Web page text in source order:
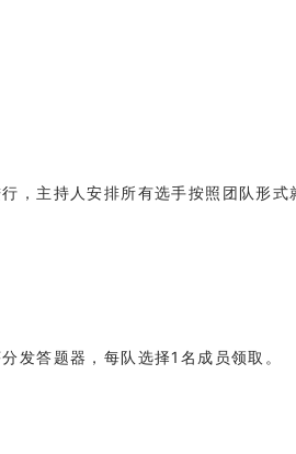
，主持人安排所有选手按照团队形式
发答题器，每队选择1名成员领取。